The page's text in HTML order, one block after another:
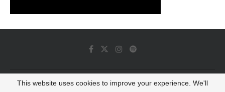
© 2022 - Luminous Dash All Rights Reserved
This website uses cookies to improve your experience. We'll